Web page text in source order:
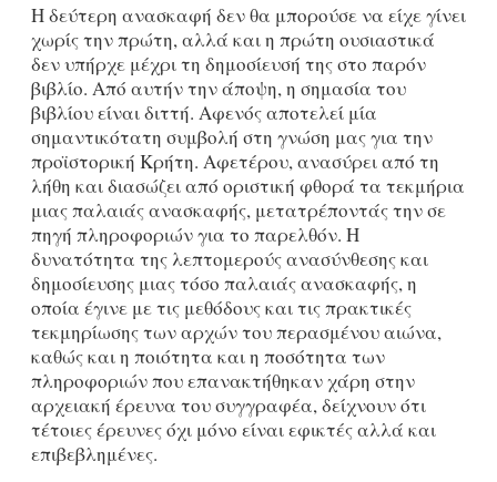
Η δεύτερη ανασκαφή δεν θα μπορούσε να είχε γίνει
χωρίς την πρώτη, αλλά και η πρώτη ουσιαστικά
δεν υπήρχε μέχρι τη δημοσίευσή της στο παρόν
βιβλίο. Από αυτήν την άποψη, η σημασία του
βιβλίου είναι διττή. Αφενός αποτελεί μία
σημαντικότατη συμβολή στη γνώση μας για την
προϊστορική Κρήτη. Αφετέρου, ανασύρει από τη
λήθη και διασώζει από οριστική φθορά τα τεκμήρια
μιας παλαιάς ανασκαφής, μετατρέποντάς την σε
πηγή πληροφοριών για το παρελθόν. Η
δυνατότητα της λεπτομερούς ανασύνθεσης και
δημοσίευσης μιας τόσο παλαιάς ανασκαφής, η
οποία έγινε με τις μεθόδους και τις πρακτικές
τεκμηρίωσης των αρχών του περασμένου αιώνα,
καθώς και η ποιότητα και η ποσότητα των
πληροφοριών που επανακτήθηκαν χάρη στην
αρχειακή έρευνα του συγγραφέα, δείχνουν ότι
τέτοιες έρευνες όχι μόνο είναι εφικτές αλλά και
επιβεβλημένες.